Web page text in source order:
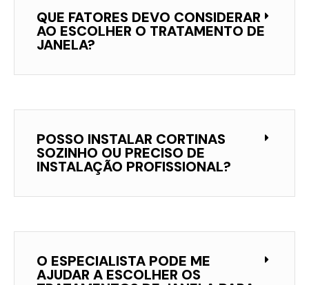
QUE FATORES DEVO CONSIDERAR
AO ESCOLHER O TRATAMENTO DE
JANELA?
POSSO INSTALAR CORTINAS
SOZINHO OU PRECISO DE
INSTALAÇÃO PROFISSIONAL?
O ESPECIALISTA PODE ME
AJUDAR A ESCOLHER OS